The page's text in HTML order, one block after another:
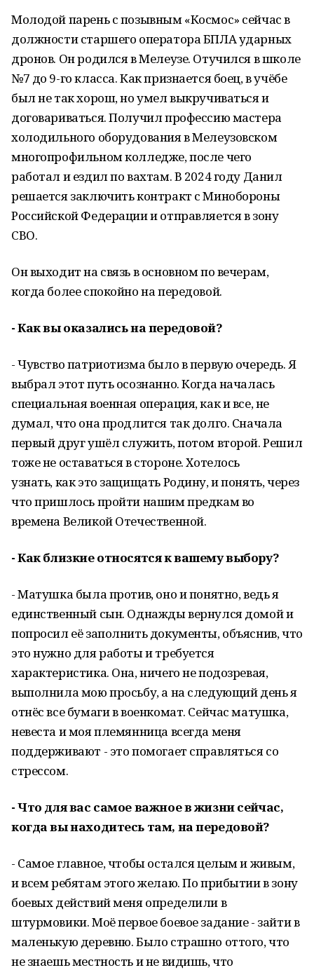
Молодой парень с позывным «Космос» сейчас в
должности старшего оператора БПЛА ударных
дронов. Он родился в Мелеузе. Отучился в школе
№7 до 9-го класса. Как признается боец, в учёбе
был не так хорош, но умел выкручиваться и
договариваться. Получил профессию мастера
холодильного оборудования в Мелеузовском
многопрофильном колледже, после чего
работал и ездил по вахтам. В 2024 году Данил
решается заключить контракт с Минобороны
Российской Федерации и отправляется в зону
СВО.
Он выходит на связь в основном по вечерам,
когда более спокойно на передовой.
- Как вы оказались на передовой?
- Чувство патриотизма было в первую очередь. Я
выбрал этот путь осознанно. Когда началась
специальная военная операция, как и все, не
думал, что она продлится так долго. Сначала
первый друг ушёл служить, потом второй. Решил
тоже не оставаться в стороне. Хотелось
узнать, как это защищать Родину, и понять, через
что пришлось пройти нашим предкам во
времена Великой Отечественной.
- Как близкие относятся к вашему выбору?
- Матушка была против, оно и понятно, ведь я
единственный сын. Однажды вернулся домой и
попросил её заполнить документы, объяснив, что
это нужно для работы и требуется
характеристика. Она, ничего не подозревая,
выполнила мою просьбу, а на следующий день я
отнёс все бумаги в военкомат. Сейчас матушка,
невеста и моя племянница всегда меня
поддерживают - это помогает справляться со
стрессом.
- Что для вас самое важное в жизни сейчас,
когда вы находитесь там, на передовой?
- Самое главное, чтобы остался целым и живым,
и всем ребятам этого желаю. По прибытии в зону
боевых действий меня определили в
штурмовики. Моё первое боевое задание - зайти в
маленькую деревню. Было страшно оттого, что
не знаешь местность и не видишь, что